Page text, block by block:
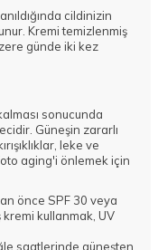
cildinizin
Kremi temizlenmiş
günde iki kez
sonucunda
Güneşin zararlı
leke ve
aging'i önlemek için
önce SPF 30 veya
kullanmak, UV
saatlerinde güneşten